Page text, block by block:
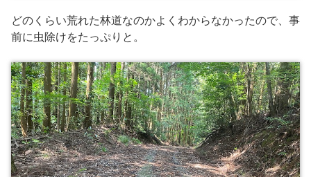
どのくらい荒れた林道なのかよくわからなかったので、事
前に虫除けをたっぷりと。